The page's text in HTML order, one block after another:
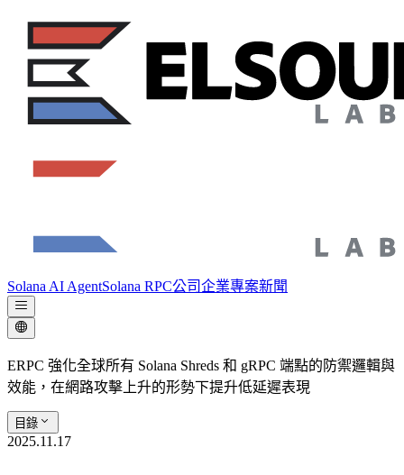
Solana AI AgentSolana RPC公司企業專案新聞
ERPC 強化全球所有 Solana Shreds 和 gRPC 端點的防禦邏輯與
效能，在網路攻擊上升的形勢下提升低延遲表現
目錄
2025.11.17